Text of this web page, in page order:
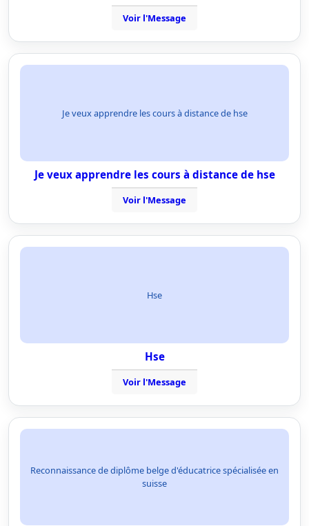
Voir l'Message
Je veux apprendre les cours à distance de hse
Je veux apprendre les cours à distance de hse
Voir l'Message
Hse
Hse
Voir l'Message
Reconnaissance de diplôme belge d'éducatrice spécialisée en
suisse